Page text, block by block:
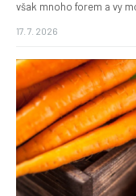
však mnoho forem a vy
17. 7. 2026